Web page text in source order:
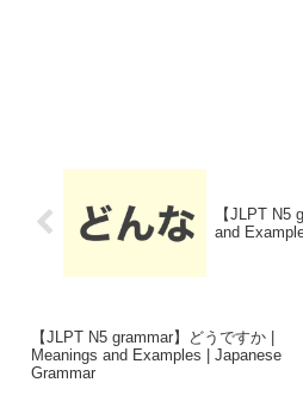
【JLPT N5
and
【JLPT N5 grammar】どうですか |
Meanings and Examples | Japanese
Grammar